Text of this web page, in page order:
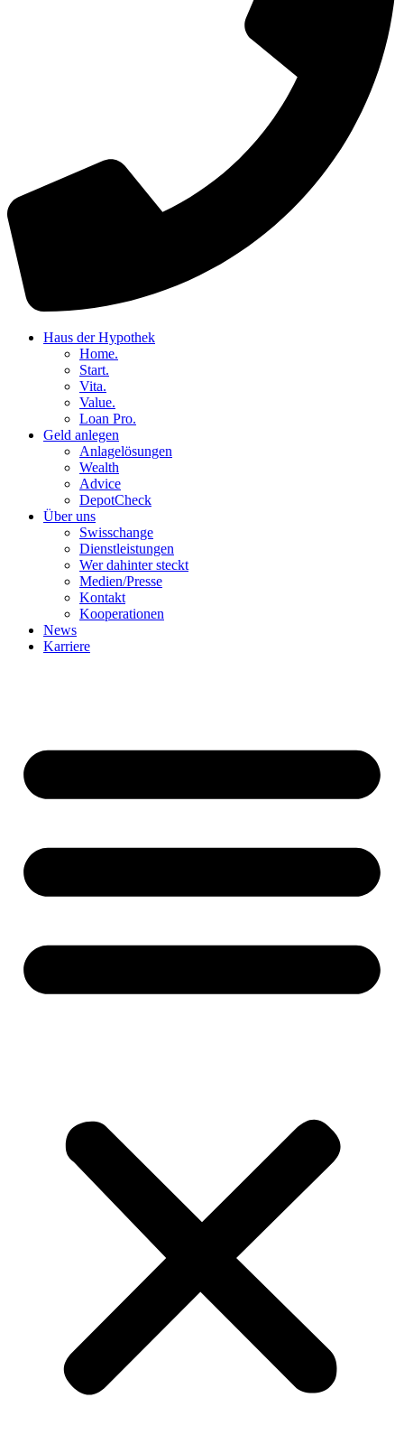
Haus der Hypothek
Home.
Start.
Vita.
Value.
Loan Pro.
Geld anlegen
Anlagelösungen
Wealth
Advice
DepotCheck
Über uns
Swisschange
Dienstleistungen
Wer dahinter steckt
Medien/Presse
Kontakt
Kooperationen
News
Karriere